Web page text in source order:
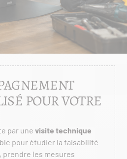
POUR VOTRE
par une visite technique
pour étudier la faisabilité
les mesures